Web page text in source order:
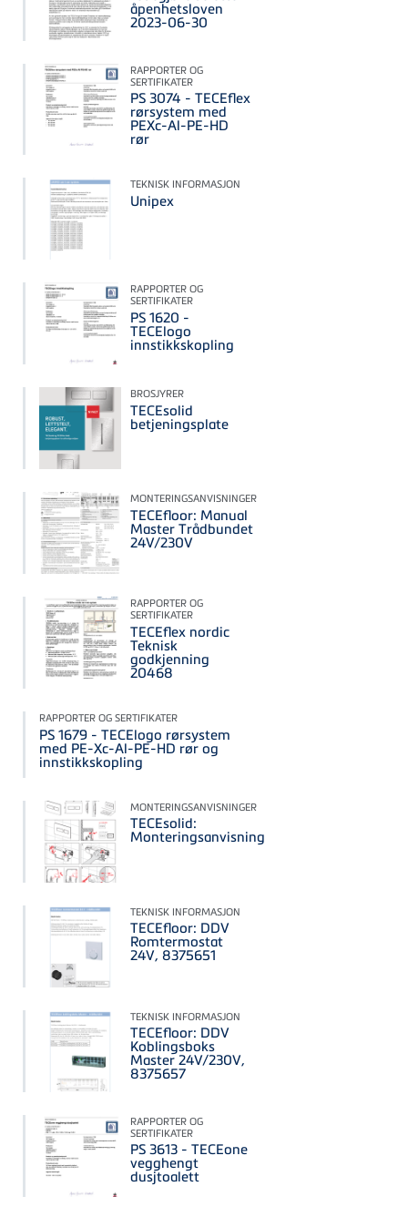
åpenhetsloven
2023-06-30
RAPPORTER OG
SERTIFIKATER
PS 3074 - TECEflex
rørsystem med
PEXc-Al-PE-HD
rør
TEKNISK INFORMASJON
Unipex
RAPPORTER OG
SERTIFIKATER
PS 1620 -
TECElogo
innstikkskopling
BROSJYRER
TECEsolid
betjeningsplate
MONTERINGSANVISNINGER
TECEfloor: Manual
Master Trådbundet
24V/230V
RAPPORTER OG
SERTIFIKATER
TECEflex nordic
Teknisk
godkjenning
20468
RAPPORTER OG SERTIFIKATER
PS 1679 - TECElogo rørsystem
med PE-Xc-Al-PE-HD rør og
innstikkskopling
MONTERINGSANVISNINGER
TECEsolid:
Monteringsanvisning
TEKNISK INFORMASJON
TECEfloor: DDV
Romtermostat
24V, 8375651
TEKNISK INFORMASJON
TECEfloor: DDV
Koblingsboks
Master 24V/230V,
8375657
RAPPORTER OG
SERTIFIKATER
PS 3613 - TECEone
vegghengt
dusjtoalett